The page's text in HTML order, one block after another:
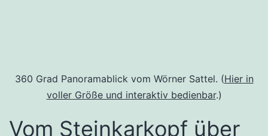
360 Grad Panoramablick vom Wörner Sattel. (Hier in
voller Größe und interaktiv bedienbar.)
Vom Steinkarkopf über